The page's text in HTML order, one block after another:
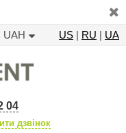
UAH US | RU | UA
04
дзвінок